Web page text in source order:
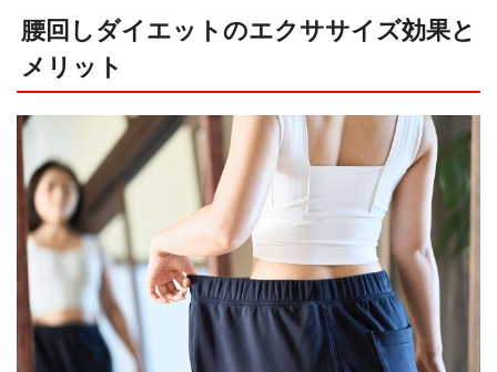
腰回しダイエットのエクササイズ効果と
メリット